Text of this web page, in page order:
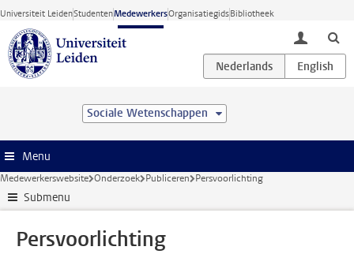
Ga direct naar de inhoud
Universiteit LeidenStudentenMedewerkersOrganisatiegidsBibliotheek
toggle
Sociale Wetenschappen
Menu
Medewerkerswebsite Onderzoek Publiceren Persvoorlichting
Submenu
Persvoorlichting